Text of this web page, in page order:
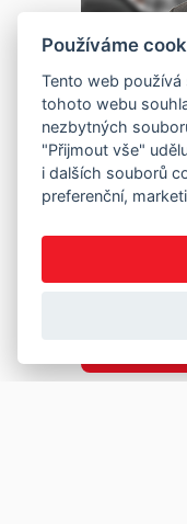
Používáme
Tento web
tohoto webu
nezbytných
"Přijmout vše"
i dalších souborů
preferenční,